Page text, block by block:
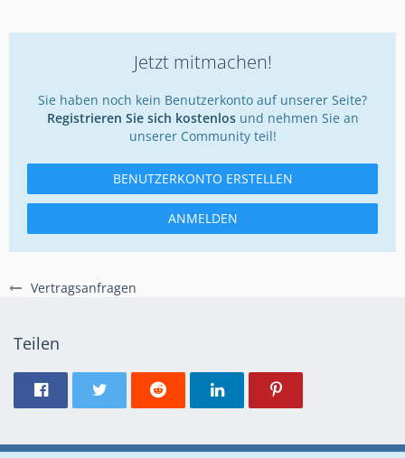
Vertragsanfragen
Jetzt mitmachen!
Sie haben noch kein Benutzerkonto auf unserer Seite?
Registrieren Sie sich kostenlosund nehmen Sie an
unserer Community teil!
BENUTZERKONTO ERSTELLEN
ANMELDEN
Teilen